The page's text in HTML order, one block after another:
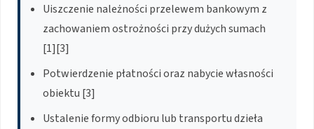
Uiszczenie należności przelewem bankowym z
zachowaniem ostrożności przy dużych sumach
[1][3]
Potwierdzenie płatności oraz nabycie własności
obiektu [3]
Ustalenie formy odbioru lub transportu dzieła